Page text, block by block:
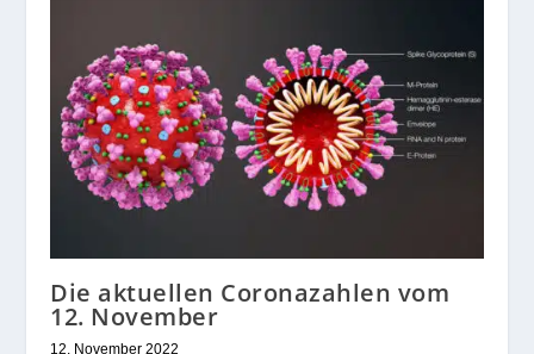
Die aktuellen Coronazahlen vom
12. November
12. November 2022